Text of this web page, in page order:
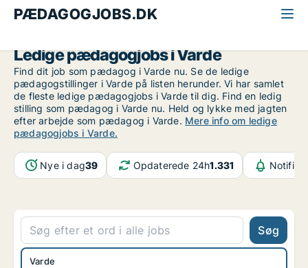
PÆDAGOGJOBS.DK
Ledige pædagogjobs i Varde
Find dit job som pædagog i Varde nu. Se de ledige
pædagogstillinger i Varde på listen herunder. Vi har samlet
de fleste ledige pædagogjobs i Varde til dig. Find en ledig
stilling som pædagog i Varde nu. Held og lykke med jagten
efter arbejde som pædagog i Varde. Mere info om ledige
pædagogjobs i Varde.
Nye i dag39 Opdaterede 24h1.331
Søg
Varde